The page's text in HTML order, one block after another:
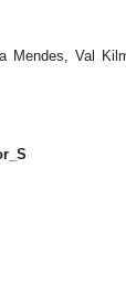
Mendes, Val